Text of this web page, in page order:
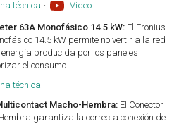
técnica · Video
63A Monofásico 14.5 kW: El Fronius
14.5 kW permite no vertir a la red
energía producida por los paneles
el consumo.
técnica
Macho-Hembra: El Conector
garantiza la correcta conexión de